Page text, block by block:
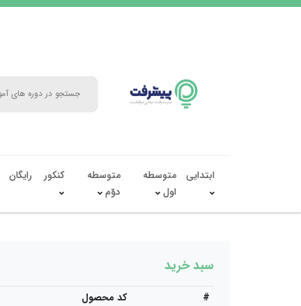
ابتدایی
متوسطه
اول
متوسطه
دوّم
کنکور رایگان
سبد خرید
# کد محصول